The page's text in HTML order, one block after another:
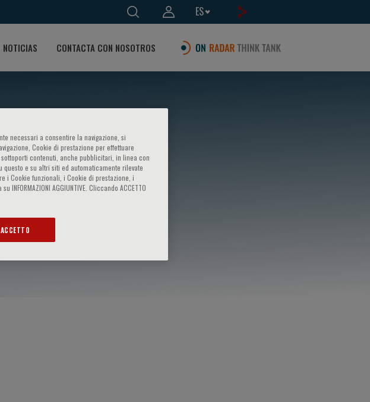
ES
NOTICIAS CONTACTA CON NOSOTROS
necessari a consentire la navigazione, si
Cookie di prestazione per effettuare
contenuti, anche pubblicitari, in linea con
e su altri siti ed automaticamente rilevate
i Cookie funzionali, i Cookie di prestazione, i
AGGIUNTIVE. Cliccando ACCETTO
ACCETTO